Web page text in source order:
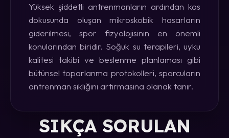
Yüksek şiddetli antrenmanların ardından kas
dokusunda oluşan mikroskobik hasarların
giderilmesi, spor fizyolojisinin en önemli
konularından biridir. Soğuk su terapileri, uyku
kalitesi takibi ve beslenme planlaması gibi
bütünsel toparlanma protokolleri, sporcuların
antrenman sıklığını artırmasına olanak tanır.
SIKÇA SORULAN